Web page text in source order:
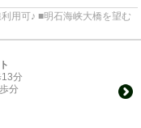
用可♪ ■明石海峡大橋を望む
13分
分